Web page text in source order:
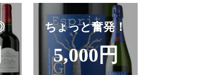
ちょっと奮発！
5,000円